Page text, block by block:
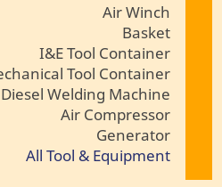
Air Winch
Basket
I&E Tool Container
Tool Container
Welding Machine
Air Compressor
Generator
All Tool & Equipment